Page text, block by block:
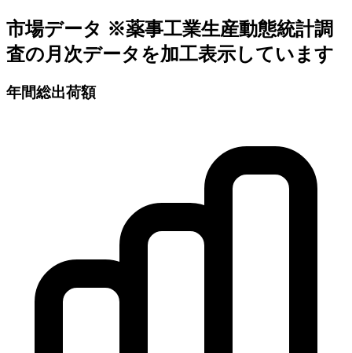
市場データ ※薬事工業生産動態統計調
査の月次データを加工表示しています
年間総出荷額